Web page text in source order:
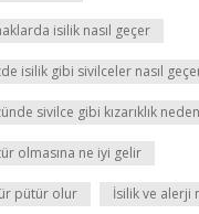
isilik nasıl geçer
isilik gibi sivilceler nasıl
sivilce gibi kızarıklık
olmasına ne iyi gelir
pütür olur İsilik ve alerji